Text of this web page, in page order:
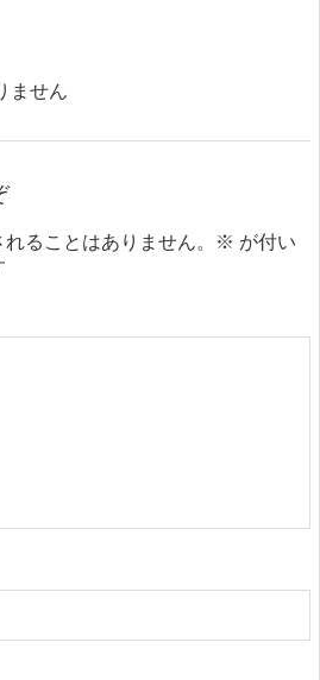
ません
ることはありません。 ※ が付い